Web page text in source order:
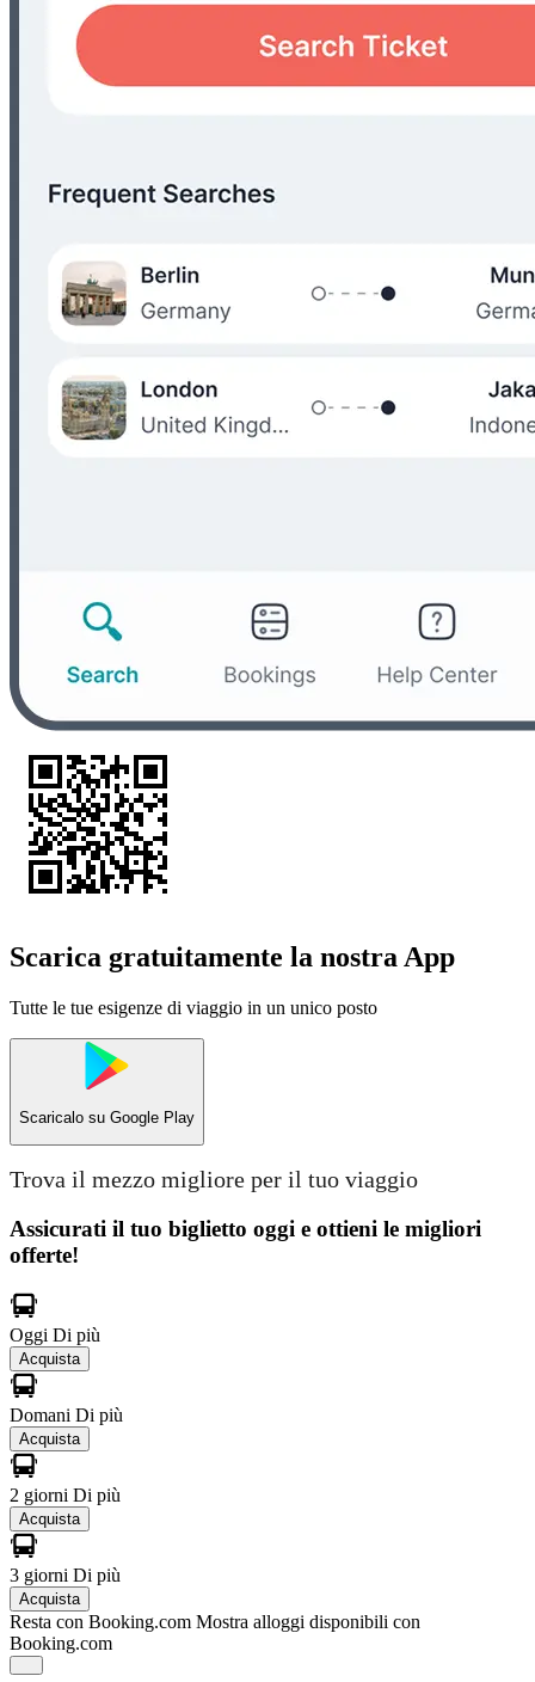
Scarica gratuitamente la nostra App
Tutte le tue esigenze di viaggio in un unico posto
Scaricalo su Google Play
Trova il mezzo migliore per il tuo viaggio
Assicurati il ​​tuo biglietto oggi e ottieni le migliori
offerte!
Oggi Di più
Acquista
Domani Di più
Acquista
2 giorni Di più
Acquista
3 giorni Di più
Acquista
Resta con Booking.com Mostra alloggi disponibili con
Booking.com